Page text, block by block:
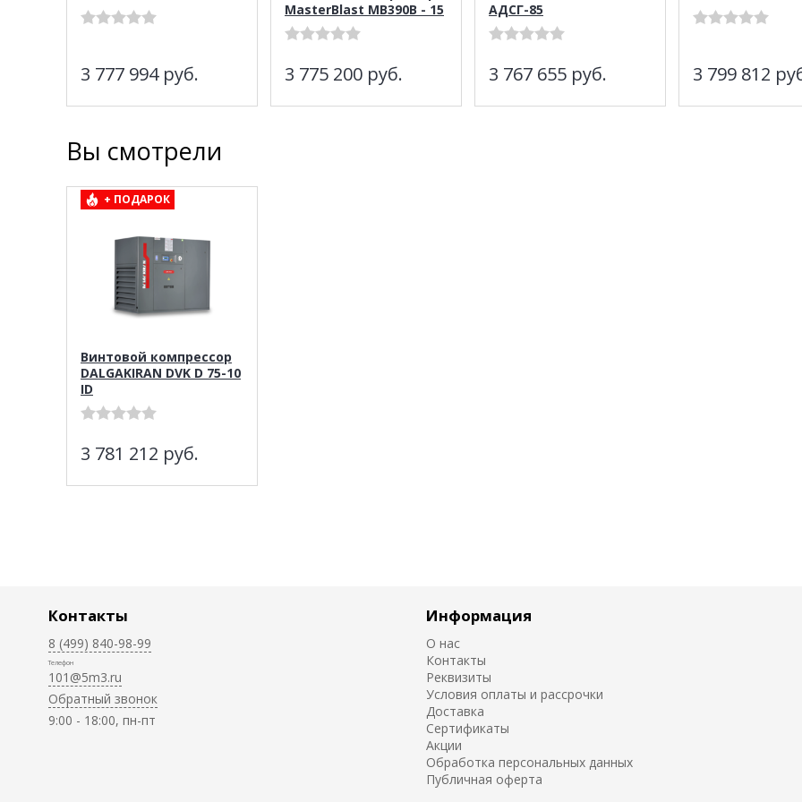
3 777 994 руб.
MasterBlast MB390B - 15
3 775 200 руб.
АДСГ-85
3 767 655 руб. 3 799 812
Вы смотрели
+ ПОДАРОК
Винтовой компрессор
DALGAKIRAN DVK D 75-10
ID
3 781 212 руб.
Контакты
8 (499) 840-98-99
Телефон
101@5m3.ru
Обратный звонок
9:00 - 18:00, пн-пт
Информация
О нас
Контакты
Реквизиты
Условия оплаты и рассрочки
Доставка
Сертификаты
Акции
Обработка персональных данных
Публичная оферта